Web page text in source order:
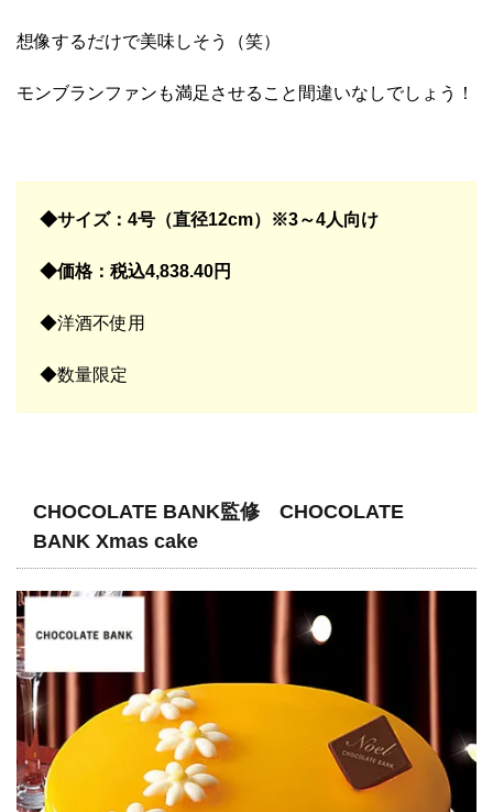
想像するだけで美味しそう（笑）
モンブランファンも満足させること間違いなしでしょう！
◆サイズ：4号（直径12cm）※3～4人向け
◆価格：税込4,838.40円
◆洋酒不使用
◆数量限定
CHOCOLATE BANK監修 CHOCOLATE
BANK Xmas cake